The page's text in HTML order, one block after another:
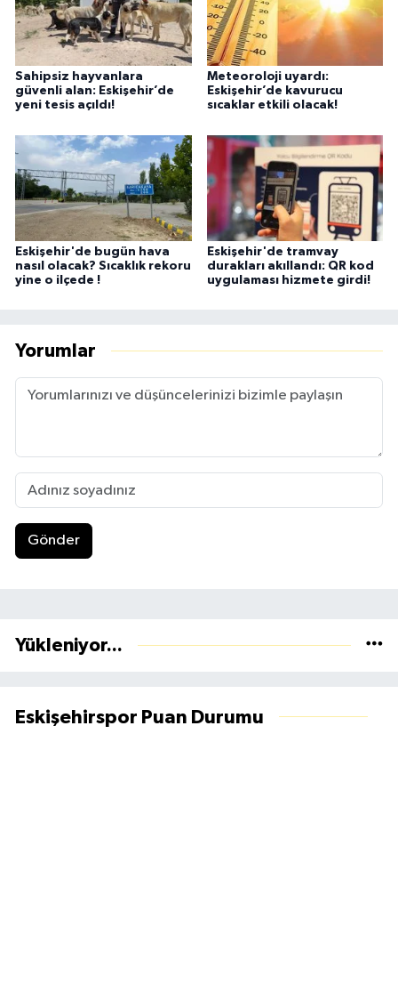
Sahipsiz hayvanlara
güvenli alan: Eskişehir’de
yeni tesis açıldı!
Meteoroloji uyardı:
Eskişehir’de kavurucu
sıcaklar etkili olacak!
Eskişehir'de bugün hava
nasıl olacak? Sıcaklık rekoru
yine o ilçede !
Eskişehir'de tramvay
durakları akıllandı: QR kod
uygulaması hizmete girdi!
Yorumlar
Gönder
Yükleniyor...
Eskişehirspor Puan Durumu